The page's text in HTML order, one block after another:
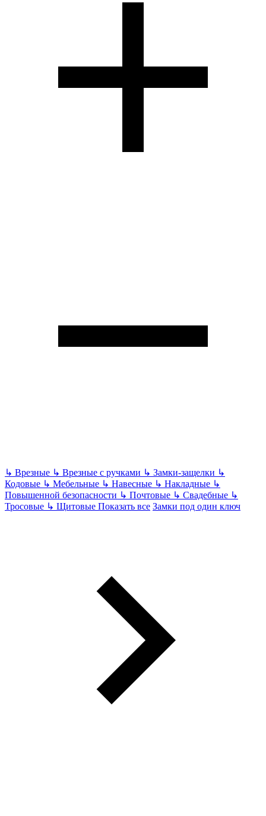
↳ Врезные ↳ Врезные с ручками ↳ Замки-защелки ↳
Кодовые ↳ Мебельные ↳ Навесные ↳ Накладные ↳
Повышенной безопасности ↳ Почтовые ↳ Свадебные ↳
Тросовые ↳ Щитовые Показать все Замки под один ключ